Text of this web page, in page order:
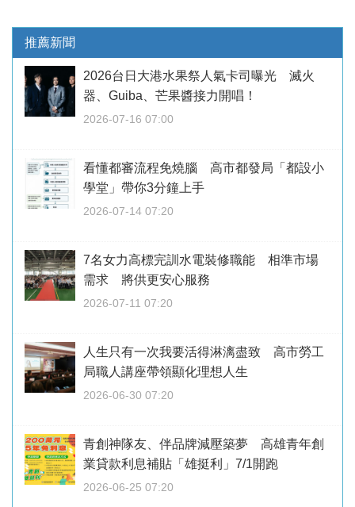
推薦新聞
2026台日大港水果祭人氣卡司曝光 滅火
器、Guiba、芒果醬接力開唱！
2026-07-16 07:00
看懂都審流程免燒腦 高市都發局「都設小
學堂」帶你3分鐘上手
2026-07-14 07:20
7名女力高標完訓水電裝修職能 相準市場
需求 將供更安心服務
2026-07-11 07:20
人生只有一次我要活得淋漓盡致 高市勞工
局職人講座帶領顯化理想人生
2026-06-30 07:20
青創神隊友、伴品牌減壓築夢 高雄青年創
業貸款利息補貼「雄挺利」7/1開跑
2026-06-25 07:20